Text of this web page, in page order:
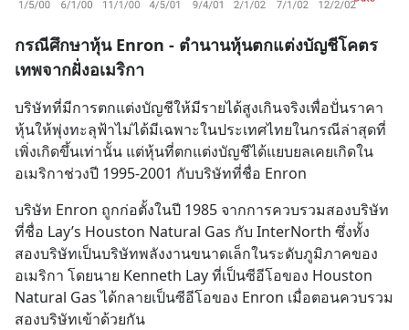
กรณีศึกษาหุ้น Enron - ตำนานหุ้นตกแต่งบัญชีโคตร
เทพจากฝั่งอเมริกา
บริษัทที่มีการตกแต่งบัญชีให้มีรายได้สูงเกินจริงเพื่อปั่นราคา
หุ้นให้พุ่งทะลุฟ้าไม่ได้มีเฉพาะในประเทศไทยในกรณีล่าสุดที่
เพิ่งเกิดขึ้นเท่านั้น แต่หุ้นที่ตกแต่งบัญชีได้แยบยลเคยเกิดใน
อเมริกาช่วงปี 1995-2001 กับบริษัทที่ชื่อ Enron
บริษัท Enron ถูกก่อตั้งในปี 1985 จากการควบรวมสองบริษัท
ที่ชื่อ Lay’s Houston Natural Gas กับ InterNorth ซึ่งทั้ง
สองบริษัทเป็นบริษัทพลังงานขนาดเล็กในระดับภูมิภาคของ
อเมริกา โดยนาย Kenneth Lay ที่เป็นซีอีโอของ Houston
Natural Gas ได้กลายเป็นซีอีโอของ Enron เมื่อตอนควบรวม
สองบริษัทเข้าด้วยกัน